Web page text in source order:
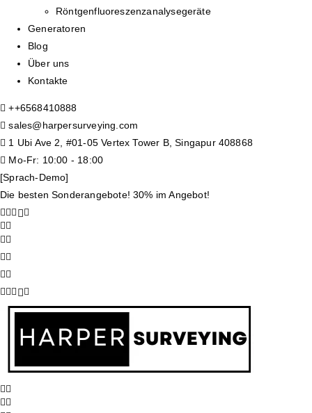
Röntgenfluoreszenzanalysegeräte
Generatoren
Blog
Über uns
Kontakte
++6568410888
sales@harpersurveying.com
1 Ubi Ave 2, #01-05 Vertex Tower B, Singapur 408868
Mo-Fr: 10:00 - 18:00
[Sprach-Demo]
Die besten Sonderangebote! 30% im Angebot!